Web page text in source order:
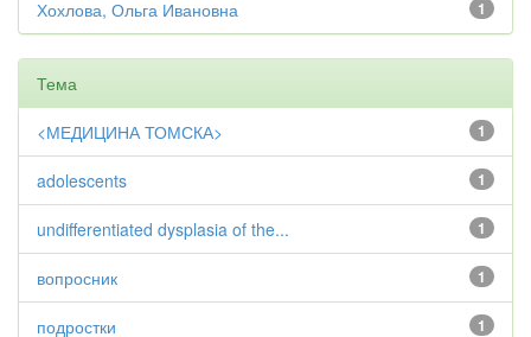
1
Хохлова, Ольга Ивановна
Тема
1
<МЕДИЦИНА ТОМСКА>
1
adolescents
1
undifferentiated dysplasia of the...
1
вопросник
1
подростки